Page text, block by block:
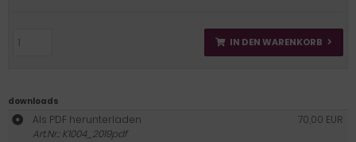
IN DEN WARENKORB
downloads
Als PDF herunterladen
70,00 EUR
Art.Nr.: K1004_2019pdf